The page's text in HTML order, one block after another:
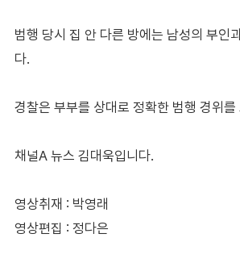
범행 당시 집 안 다른 방에는 남성의 부인
다.
경찰은 부부를 상대로 정확한 범행 경위
채널A 뉴스 김대욱입니다.
영상취재 : 박영래
영상편집 : 정다은